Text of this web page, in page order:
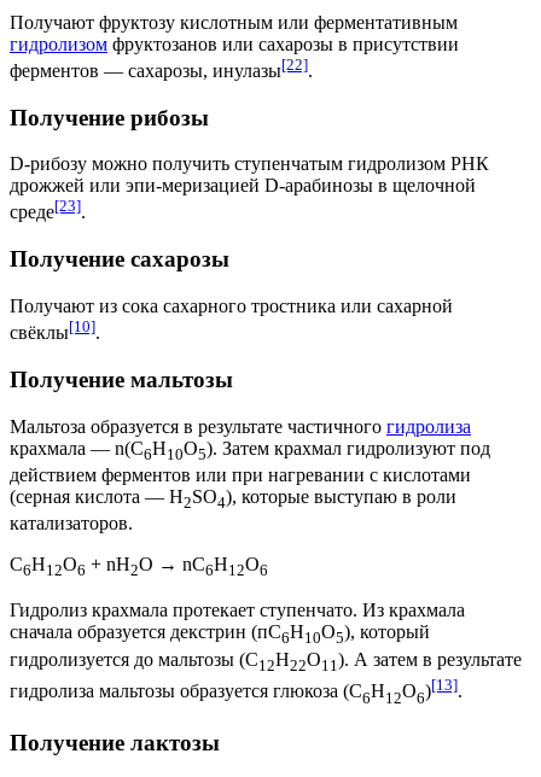
Получают фруктозу кислотным или ферментативным
гидролизом фруктозанов или сахарозы в присутствии
ферментов — сахарозы, инулазы[22].
Получение рибозы
D-рибозу можно получить ступенчатым гидролизом РНК
дрожжей или эпи-меризацией D-арабинозы в щелочной
среде[23].
Получение сахарозы
Получают из сока сахарного тростника или сахарной
свёклы[10].
Получение мальтозы
Мальтоза образуется в результате частичного гидролиза
крахмала — n(C6H10O5). Затем крахмал гидролизуют под
действием ферментов или при нагревании с кислотами
(серная кислота — Н2SO4), которые выступаю в роли
катализаторов.
C6H12O6 + nН2О → nC6H12O6
Гидролиз крахмала протекает ступенчато. Из крахмала
сначала образуется декстрин (пC6H10O5), который
гидролизуется до мальтозы (C12H22O11 ). А затем в результате
гидролиза мальтозы образуется глюкоза (C6H12O6)[13].
Получение лактозы